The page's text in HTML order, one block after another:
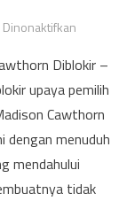
North
Carolina
Rep.
Diblokir
Diblokir –
upaya pemilih
Cawthorn
dengan menuduh
mendahului
tidak